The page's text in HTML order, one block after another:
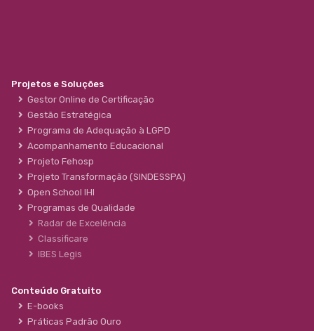
Projetos e Soluções
Gestor Online de Certificação
Gestão Estratégica
Programa de Adequação à LGPD
Acompanhamento Educacional
Projeto Fehosp
Projeto Transformação (SINDESSPA)
Open School IHI
Programas de Qualidade
Radar de Excelência
Classificare
IBES Legis
Conteúdo Gratuito
E-books
Práticas Padrão Ouro